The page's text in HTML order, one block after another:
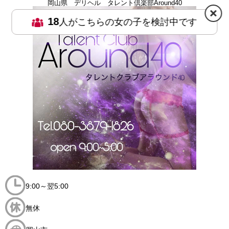
岡山県 デリヘル タレント倶楽部Around40
9:00～翌5:00
無休
18人がこちらの女の子を検討中です